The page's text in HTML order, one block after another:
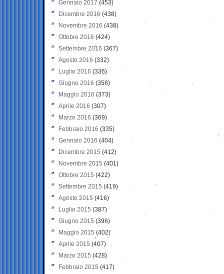
Gennaio 2017 (453)
Dicembre 2016 (438)
Novembre 2016 (438)
Ottobre 2016 (424)
Settembre 2016 (367)
Agosto 2016 (332)
Luglio 2016 (336)
Giugno 2016 (358)
Maggio 2016 (373)
Aprile 2016 (307)
Marzo 2016 (369)
Febbraio 2016 (335)
Gennaio 2016 (404)
Dicembre 2015 (412)
Novembre 2015 (401)
Ottobre 2015 (422)
Settembre 2015 (419)
Agosto 2015 (416)
Luglio 2015 (387)
Giugno 2015 (396)
Maggio 2015 (402)
Aprile 2015 (407)
Marzo 2015 (428)
Febbraio 2015 (417)